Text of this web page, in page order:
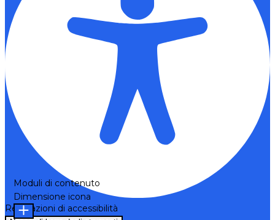
Regolazioni di accessibilità
Moduli di contenuto
Dimensione icona